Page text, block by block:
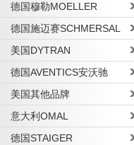
德国穆勒MOELLER
德国施迈赛SCHMERSAL
美国DYTRAN
德国AVENTICS安沃驰
美国其他品牌
意大利OMAL
德国STAIGER